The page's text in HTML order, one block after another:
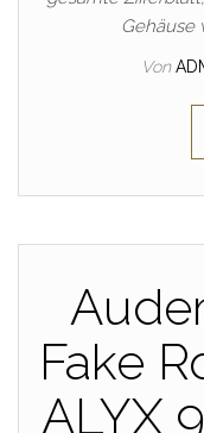
Gehäuse
Von
Fake
ALYX